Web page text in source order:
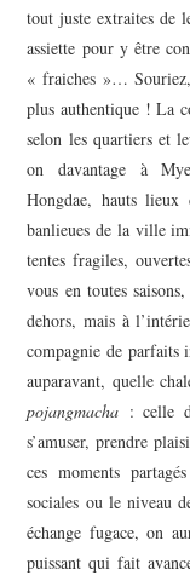
tout juste extraites de
assiette pour y être
« fraiches »…
plus authentique ! La
selon les quartiers et
on davantage à
Hongdae, hauts
banlieues de la ville
tentes fragiles,
vous en toutes
dehors, mais à
compagnie de parfaits
auparavant, quelle
pojangmacha : celle
s’amuser, prendre
ces moments
sociales ou le niveau
échange fugace, on
puissant qui fait